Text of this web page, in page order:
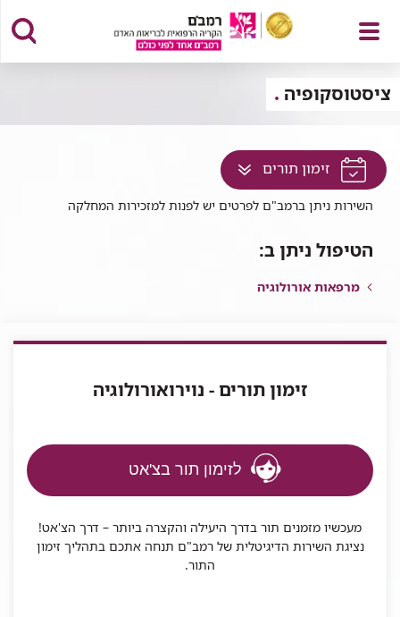
פתח
תפריט
ציסטוסקופיה
זימון תוריםלחץ
למעבר
לתוכן
בדף
השירות ניתן ברמב"ם לפרטים יש לפנות למזכירות המחלקה
הטיפול ניתן ב:
מרפאות אורולוגיה
זימון תורים - נוירואורולוגיה
לזימון תור בצ'אט
מעכשיו מזמנים תור בדרך היעילה והקצרה ביותר – דרך הצ'אט!
נציגת השירות הדיגיטלית של רמב"ם תנחה אתכם בתהליך זימון
התור.